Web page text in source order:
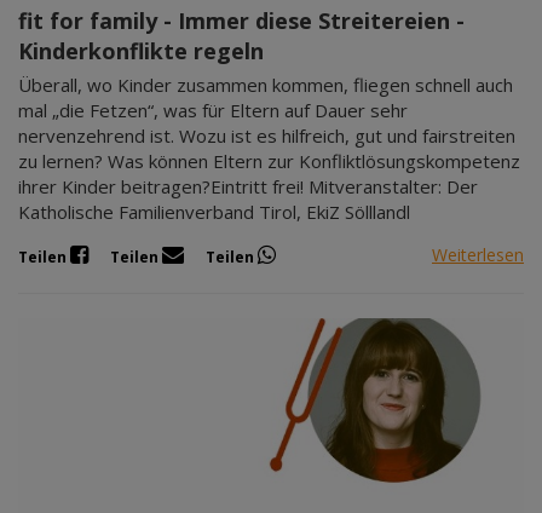
fit for family - Immer diese Streitereien -
Kinderkonflikte regeln
Überall, wo Kinder zusammen kommen, fliegen schnell auch
mal „die Fetzen“, was für Eltern auf Dauer sehr
nervenzehrend ist. Wozu ist es hilfreich, gut und fairstreiten
zu lernen? Was können Eltern zur Konfliktlösungskompetenz
ihrer Kinder beitragen?Eintritt frei! Mitveranstalter: Der
Katholische Familienverband Tirol, EkiZ Sölllandl
Teilen Teilen Teilen Weiterlesen